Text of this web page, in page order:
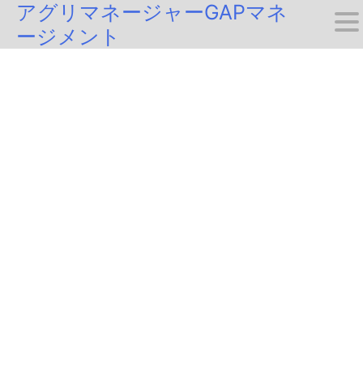
SkipアグリマネージャーGAPマネ
ージメント